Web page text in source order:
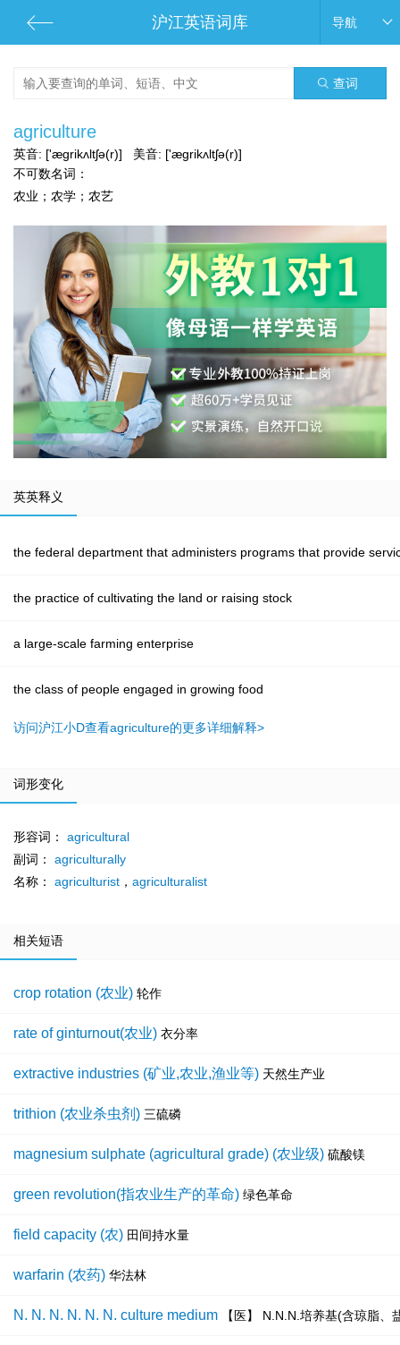
沪江英语词库 导航
查词
agriculture
英音: ['ægrikʌltʃə(r)] 美音: ['ægrikʌltʃə(r)]
不可数名词：
农业；农学；农艺
英英释义
the federal department that administers programs that provide
the practice of cultivating the land or raising stock
a large-scale farming enterprise
the class of people engaged in growing food
访问沪江小D查看agriculture的更多详细解释>
词形变化
形容词：
agricultural
副词：
agriculturally
名称：
agriculturist ， agriculturalist
相关短语
crop rotation (农业) 轮作
rate of ginturnout(农业) 衣分率
extractive industries (矿业,农业,渔业等) 天然生产业
trithion (农业杀虫剂) 三硫磷
magnesium sulphate (agricultural grade) (农业级) 硫酸镁
green revolution(指农业生产的革命) 绿色革命
field capacity (农) 田间持水量
warfarin (农药) 华法林
N. N. N. N. N. N. culture medium 【医】 N.N.N.培养基(含琼脂